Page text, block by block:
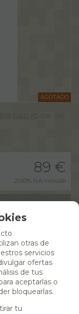
AGOTADO
G&G (G-08-116)
89 €
21.00% IVA incluido
otras de
servicios
ofertas
de tus
aceptarlas o
bloquearlas.
tu